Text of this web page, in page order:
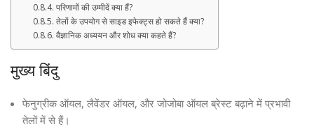
परिणामों की उम्मीदें क्या हैं?
तेलों के उपयोग से साइड इफेक्ट्स हो सकते हैं क्या?
वैज्ञानिक अध्ययन और शोध क्या कहते हैं?
मुख्य बिंदु
फेनुग्रीक ऑयल, लैवेंडर ऑयल, और जोजोबा ऑयल ब्रेस्ट बढ़ाने में प्रभावी
तेलों में से हैं।